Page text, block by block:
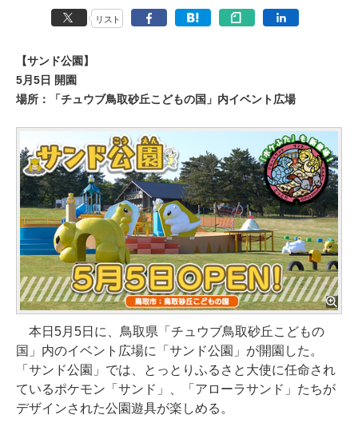
リスト
【サンド公園】
5月5日 開園
場所：「チュウブ鳥取砂丘こどもの国」内イベント広場
本日5月5日に、鳥取県「チュウブ鳥取砂丘こどもの
国」内のイベント広場に「サンド公園」が開園した。
「サンド公園」では、とっとりふるさと大使に任命され
ているポケモン「サンド」、「アローラサンド」たちが
デザインされた公園遊具が楽しめる。